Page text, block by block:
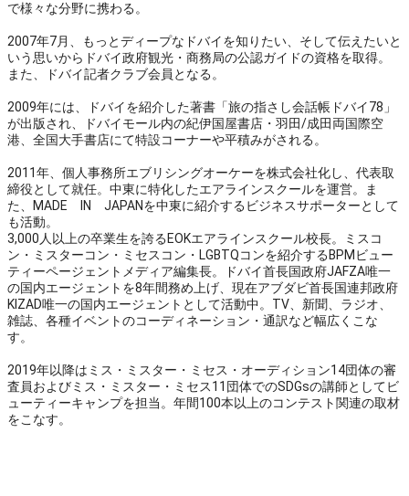
で様々な分野に携わる。
2007年7月、もっとディープなドバイを知りたい、そして伝えたいと
いう思いからドバイ政府観光・商務局の公認ガイドの資格を取得。
また、ドバイ記者クラブ会員となる。
2009年には、ドバイを紹介した著書「旅の指さし会話帳ドバイ78」
が出版され、ドバイモール内の紀伊国屋書店・羽田/成田両国際空
港、全国大手書店にて特設コーナーや平積みがされる。
2011年、個人事務所エブリシングオーケーを株式会社化し、代表取
締役として就任。中東に特化したエアラインスクールを運営。ま
た、MADE IN JAPANを中東に紹介するビジネスサポーターとして
も活動。
3,000人以上の卒業生を誇るEOKエアラインスクール校長。ミスコ
ン・ミスターコン・ミセスコン・LGBTQコンを紹介するBPMビュー
ティーページェントメディア編集長。ドバイ首長国政府JAFZA唯一
の国内エージェントを8年間務め上げ、現在アブダビ首長国連邦政府
KIZAD唯一の国内エージェントとして活動中。TV、新聞、ラジオ、
雑誌、各種イベントのコーディネーション・通訳など幅広くこな
す。
2019年以降はミス・ミスター・ミセス・オーディション14団体の審
査員およびミス・ミスター・ミセス11団体でのSDGsの講師としてビ
ューティーキャンプを担当。年間100本以上のコンテスト関連の取材
をこなす。